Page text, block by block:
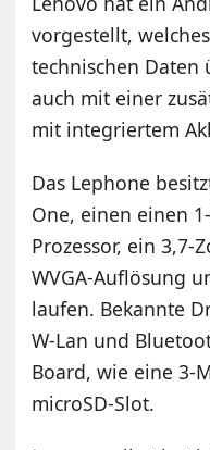
vorgestellt,
technischen
auch mit einer
mit integriertem
Das Lephone
One, einen einen
Prozessor, ein 3,7-
WVGA-Auflösung
laufen. Bekannte
W-Lan und
Board, wie eine 3-
microSD-Slot.